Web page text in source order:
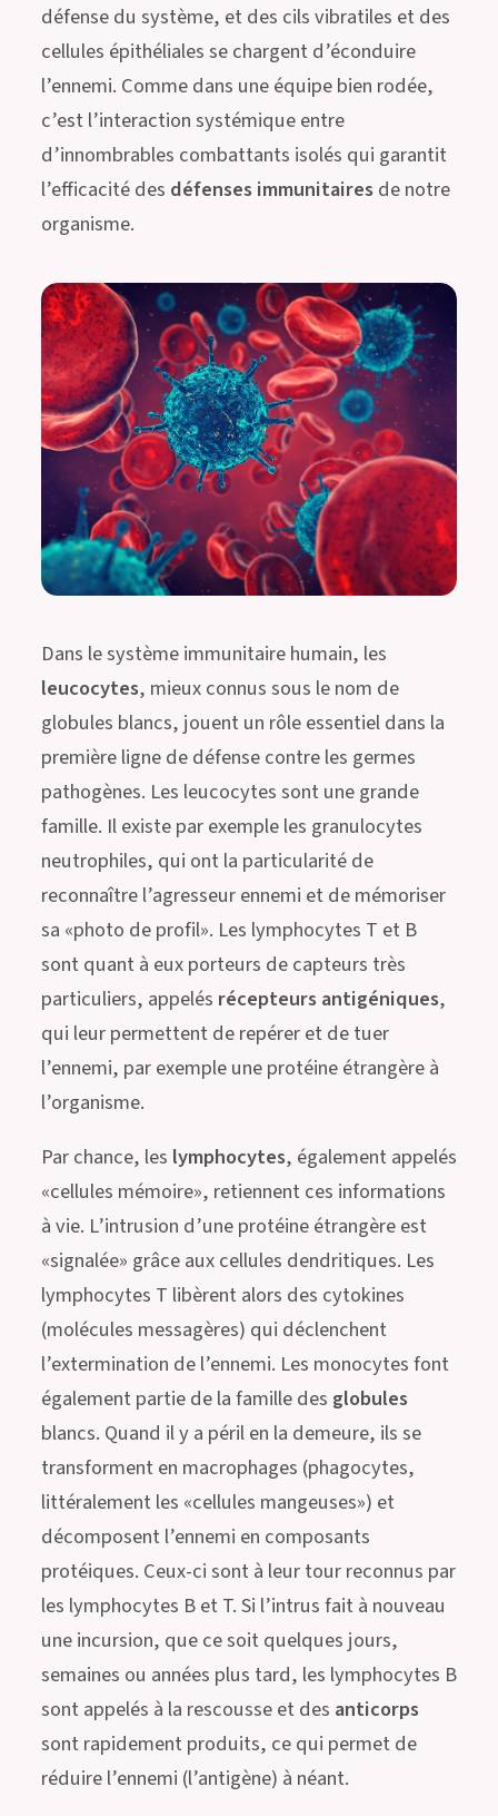
défense du système, et des cils vibratiles et des
cellules épithéliales se chargent d’éconduire
l’ennemi. Comme dans une équipe bien rodée,
c’est l’interaction systémique entre
d’innombrables combattants isolés qui garantit
l’efficacité des défenses immunitaires de notre
organisme.
Dans le système immunitaire humain, les
leucocytes, mieux connus sous le nom de
globules blancs, jouent un rôle essentiel dans la
première ligne de défense contre les germes
pathogènes. Les leucocytes sont une grande
famille. Il existe par exemple les granulocytes
neutrophiles, qui ont la particularité de
reconnaître l’agresseur ennemi et de mémoriser
sa «photo de profil». Les lymphocytes T et B
sont quant à eux porteurs de capteurs très
particuliers, appelés récepteurs antigéniques,
qui leur permettent de repérer et de tuer
l’ennemi, par exemple une protéine étrangère à
l’organisme.
Par chance, les lymphocytes, également appelés
«cellules mémoire», retiennent ces informations
à vie. L’intrusion d’une protéine étrangère est
«signalée» grâce aux cellules dendritiques. Les
lymphocytes T libèrent alors des cytokines
(molécules messagères) qui déclenchent
l’extermination de l’ennemi. Les monocytes font
également partie de la famille des globules
blancs. Quand il y a péril en la demeure, ils se
transforment en macrophages (phagocytes,
littéralement les «cellules mangeuses») et
décomposent l’ennemi en composants
protéiques. Ceux-ci sont à leur tour reconnus par
les lymphocytes B et T. Si l’intrus fait à nouveau
une incursion, que ce soit quelques jours,
semaines ou années plus tard, les lymphocytes B
sont appelés à la rescousse et des anticorps
sont rapidement produits, ce qui permet de
réduire l’ennemi (l’antigène) à néant.